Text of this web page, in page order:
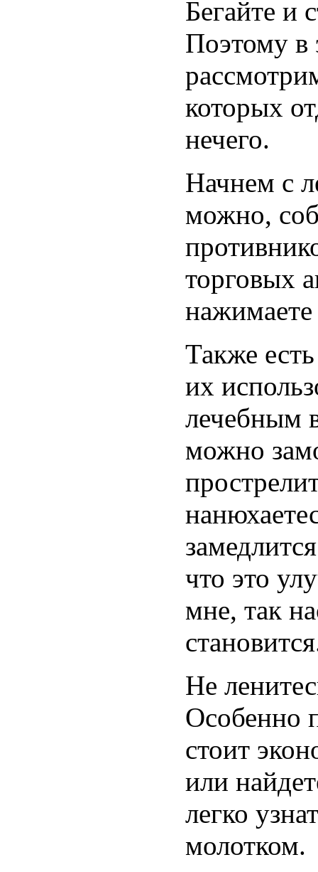
Бегайте и
Поэтому в
которых
нечего.
Начнем с
можно,
торговых
нажимаете
Также
их
лечебным
можно
что это
мне, так
Не
Особенно
стоит
или
легко
молотком.